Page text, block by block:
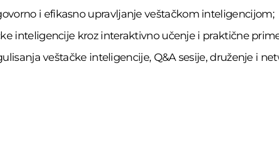
i efikasno upravljanje veštačkom inteligencijom;
inteligencije kroz interaktivno učenje i praktične
veštačke inteligencije, Q&A sesije, druženje i